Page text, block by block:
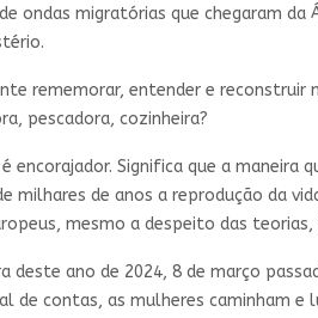
ondas migratórias que chegaram
rememorar, entender e
pescadora, cozinheira?
encorajador. Significa que a
de anos a reprodução da
mesmo a despeito das
deste ano de 2024, 8 de março
de contas, as mulheres caminham